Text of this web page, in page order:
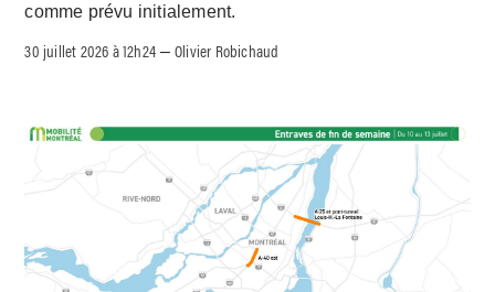
comme prévu initialement.
30 juillet 2026 à 12h24 –Olivier Robichaud